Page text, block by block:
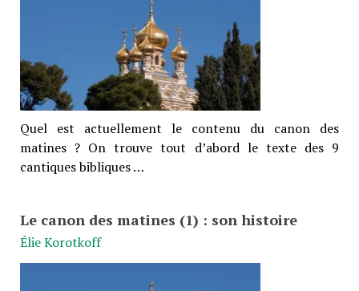
Quel est actuellement le contenu du canon des
matines ? On trouve tout d’abord le texte des 9
cantiques bibliques …
Le canon des matines (1) : son histoire
Élie Korotkoff